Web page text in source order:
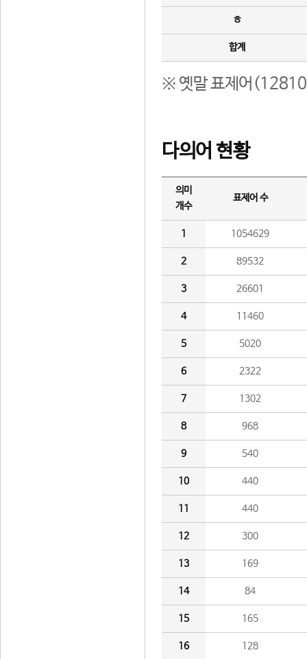
ㅎ
합계
※ 옛말 표제어(12810
다의어 현황
의미
개수
표제어 수
1 1054629
2 89532
3 26601
4 11460
5 5020
6 2322
7 1302
8 968
9 540
10 440
11 440
12 300
13 169
14 84
15 165
16 128